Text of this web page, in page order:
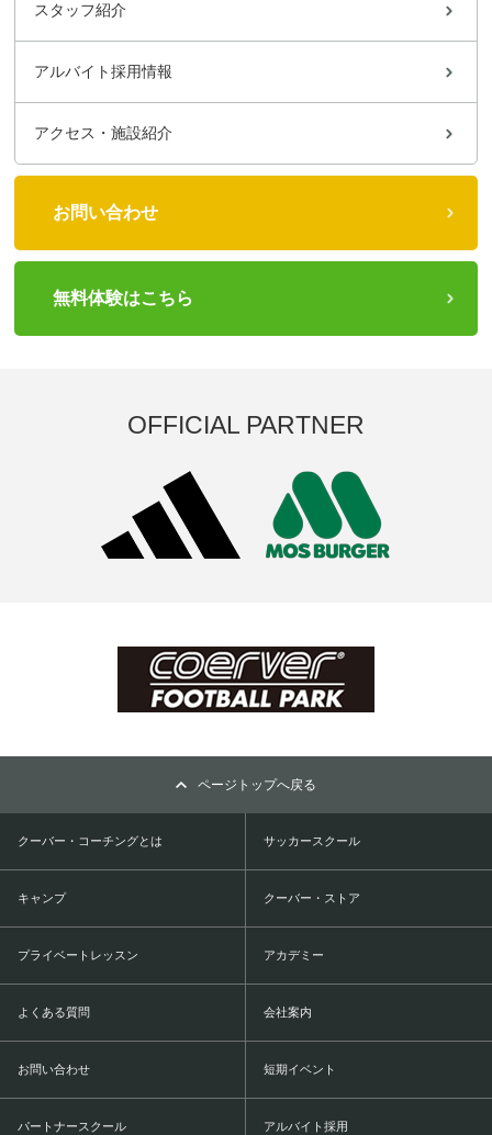
スタッフ紹介
アルバイト採用情報
アクセス・施設紹介
お問い合わせ
無料体験はこちら
OFFICIAL PARTNER
ページトップへ戻る
クーバー・コーチングとは サッカースクール
キャンプ クーバー・ストア
プライベートレッスン アカデミー
よくある質問 会社案内
お問い合わせ 短期イベント
パートナースクール アルバイト採用